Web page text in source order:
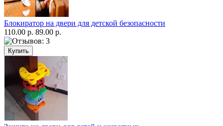
Блокиратор на двери для детской безопасности
110.00 р. 89.00 р.